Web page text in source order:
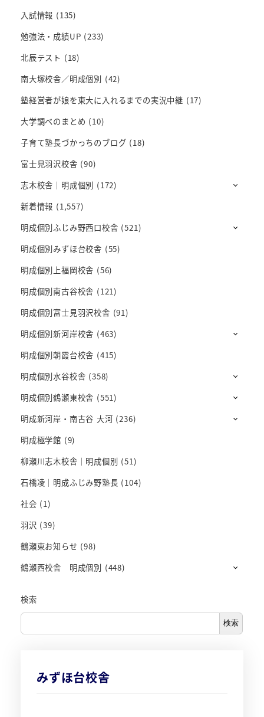
入試情報 (135)
勉強法・成績UP (233)
北辰テスト (18)
南大塚校舎／明成個別 (42)
塾経営者が娘を東大に入れるまでの実況中継 (17)
大学調べのまとめ (10)
子育て塾長づかっちのブログ (18)
富士見羽沢校舎 (90)
志木校舎｜明成個別 (172)
新着情報 (1,557)
明成個別ふじみ野西口校舎 (521)
明成個別みずほ台校舎 (55)
明成個別上福岡校舎 (56)
明成個別南古谷校舎 (121)
明成個別富士見羽沢校舎 (91)
明成個別新河岸校舎 (463)
明成個別朝霞台校舎 (415)
明成個別水谷校舎 (358)
明成個別鶴瀬東校舎 (551)
明成新河岸・南古谷 大河 (236)
明成極学館 (9)
柳瀬川志木校舎｜明成個別 (51)
石橋凌｜明成ふじみ野塾長 (104)
社会 (1)
羽沢 (39)
鶴瀬東お知らせ (98)
鶴瀬西校舎 明成個別 (448)
検索
検索
みずほ台校舎